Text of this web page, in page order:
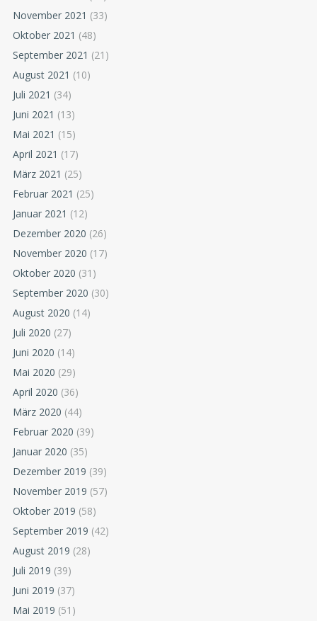
November 2021 (33)
Oktober 2021 (48)
September 2021 (21)
August 2021 (10)
Juli 2021 (34)
Juni 2021 (13)
Mai 2021 (15)
April 2021 (17)
März 2021 (25)
Februar 2021 (25)
Januar 2021 (12)
Dezember 2020 (26)
November 2020 (17)
Oktober 2020 (31)
September 2020 (30)
August 2020 (14)
Juli 2020 (27)
Juni 2020 (14)
Mai 2020 (29)
April 2020 (36)
März 2020 (44)
Februar 2020 (39)
Januar 2020 (35)
Dezember 2019 (39)
November 2019 (57)
Oktober 2019 (58)
September 2019 (42)
August 2019 (28)
Juli 2019 (39)
Juni 2019 (37)
Mai 2019 (51)